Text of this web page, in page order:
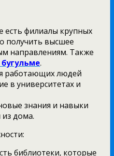
есть филиалы крупных
получить высшее
направлениям. Также
.
работающих людей
в университетах и
знания и навыки
дома.
библиотеки, которые